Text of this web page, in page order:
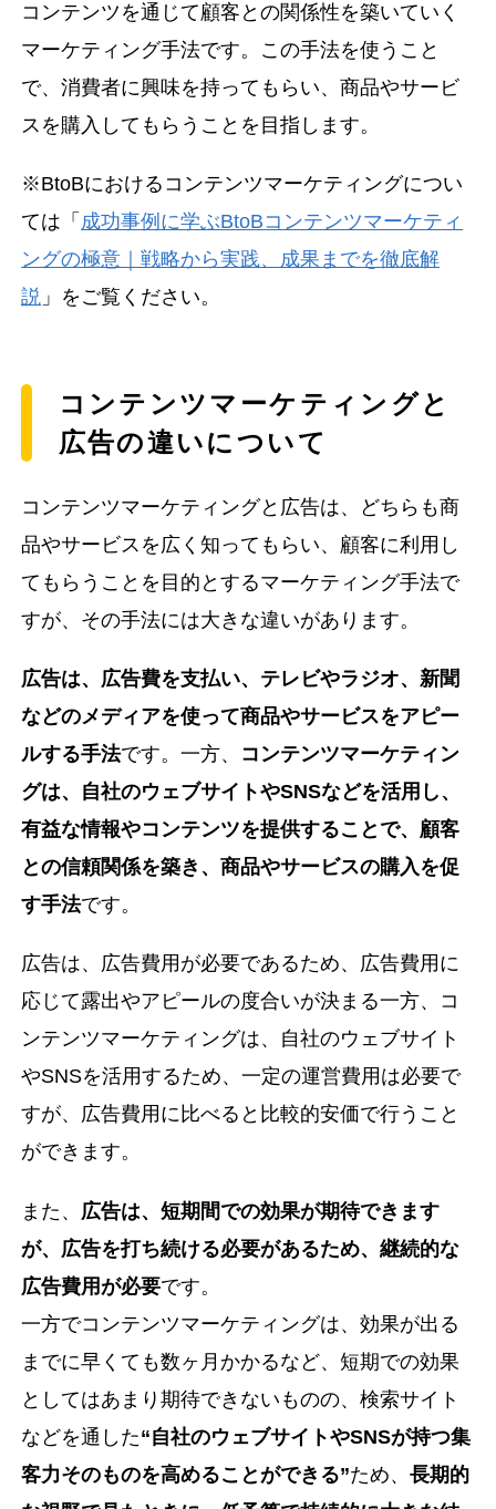
コンテンツを通じて顧客との関係性を築いていく
マーケティング手法です。この手法を使うこと
で、消費者に興味を持ってもらい、商品やサービ
スを購入してもらうことを目指します。
※BtoBにおけるコンテンツマーケティングについ
ては「 成功事例に学ぶBtoBコンテンツマーケティ
ングの極意｜戦略から実践、成果までを徹底解
説 」をご覧ください。
コンテンツマーケティングと
広告の違いについて
コンテンツマーケティングと広告は、どちらも商
品やサービスを広く知ってもらい、顧客に利用し
てもらうことを目的とするマーケティング手法で
すが、その手法には大きな違いがあります。
広告は、広告費を支払い、テレビやラジオ、新聞
などのメディアを使って商品やサービスをアピー
ルする手法です。一方、 コンテンツマーケティン
グは、自社のウェブサイトやSNSなどを活用し、
有益な情報やコンテンツを提供することで、顧客
との信頼関係を築き、商品やサービスの購入を促
す手法です。
広告は、広告費用が必要であるため、広告費用に
応じて露出やアピールの度合いが決まる一方、コ
ンテンツマーケティングは、自社のウェブサイト
やSNSを活用するため、一定の運営費用は必要で
すが、広告費用に比べると比較的安価で行うこと
ができます。
また、 広告は、短期間での効果が期待できます
が、広告を打ち続ける必要があるため、継続的な
広告費用が必要です。
一方でコンテンツマーケティングは、効果が出る
までに早くても数ヶ月かかるなど、短期での効果
としてはあまり期待できないものの、検索サイト
などを通した“自社のウェブサイトやSNSが持つ集
客力そのものを高めることができる”ため、長期的